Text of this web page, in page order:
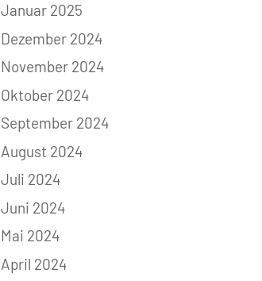
Januar 2025
Dezember 2024
November 2024
Oktober 2024
September 2024
August 2024
Juli 2024
Juni 2024
Mai 2024
April 2024